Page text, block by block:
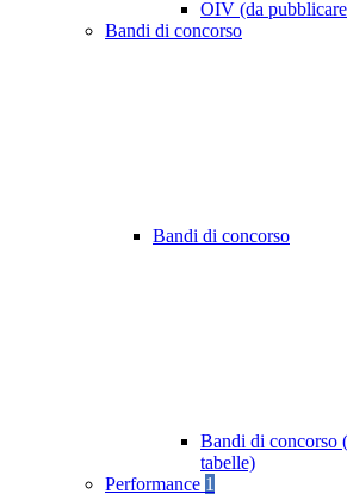
OIV (da
Bandi di concorso
Bandi di concorso
Bandi di concorso
tabelle)
Performance 1